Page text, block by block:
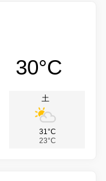
30°C
土
31°C
23°C